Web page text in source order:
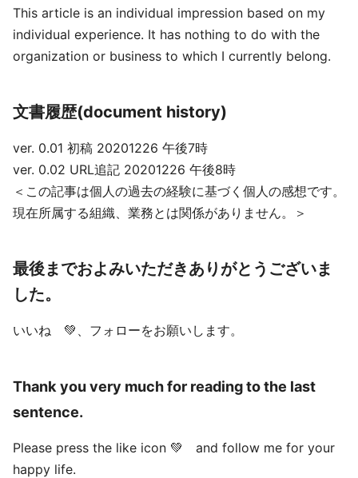
This article is an individual impression based on my
individual experience. It has nothing to do with the
organization or business to which I currently belong.
文書履歴(document history)
ver. 0.01 初稿 20201226 午後7時
ver. 0.02 URL追記 20201226 午後8時
＜この記事は個人の過去の経験に基づく個人の感想です。
現在所属する組織、業務とは関係がありません。＞
最後までおよみいただきありがとうございま
した。
いいね 💚、フォローをお願いします。
Thank you very much for reading to the last
sentence.
Please press the like icon 💚 and follow me for your
happy life.